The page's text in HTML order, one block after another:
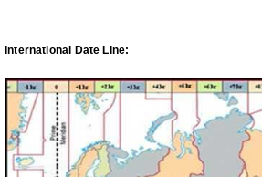
International Date Line: